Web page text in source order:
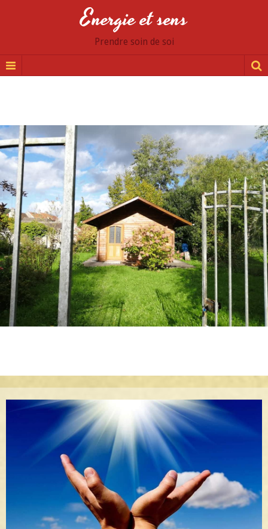
Energie et sens
Prendre soin de soi